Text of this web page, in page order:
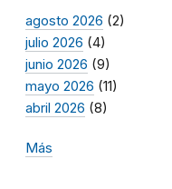
agosto 2026 (2)
julio 2026 (4)
junio 2026 (9)
mayo 2026 (11)
abril 2026 (8)
Más